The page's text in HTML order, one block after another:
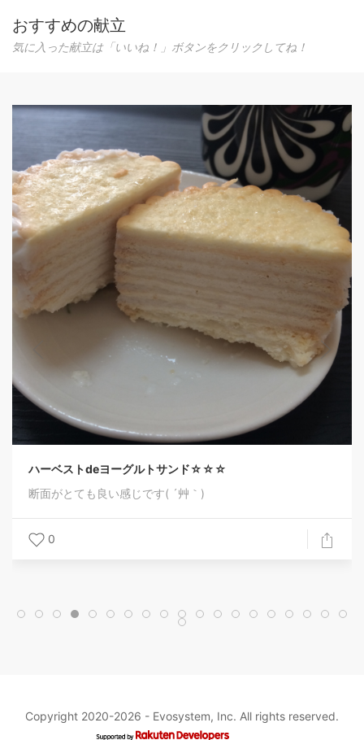
おすすめの献立
気に入った献立は「いいね！」ボタンをクリックしてね！
ハーベストdeヨーグルトサンド☆☆☆
断面がとても良い感じです( ´艸｀)
0
Copyright 2020-2026 - Evosystem, Inc. All rights reserved.